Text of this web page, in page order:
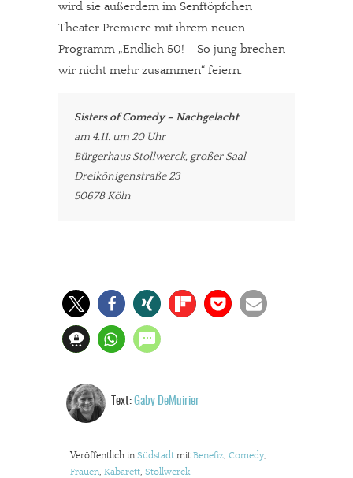
Dir gefällt unsere Arbeit?
meinesuedstadt.de finanziert sich durch Partnerprofile und
Werbung. Beide Einnahmequellen sind in den letzten Monaten
JETZT SPENDEN Schon erledigt!
wird sie außerdem im Senftöpfchen
Theater Premiere mit ihrem neuen
Programm „Endlich 50! – So jung brechen
wir nicht mehr zusammen“ feiern.
Sisters of Comedy – Nachgelacht
am 4.11. um 20 Uhr
Bürgerhaus Stollwerck, großer Saal
Dreikönigenstraße 23
50678 Köln
Text: Gaby DeMuirier
Veröffentlich in Südstadt mit Benefiz Comedy,
Frauen Kabarett Stollwerck